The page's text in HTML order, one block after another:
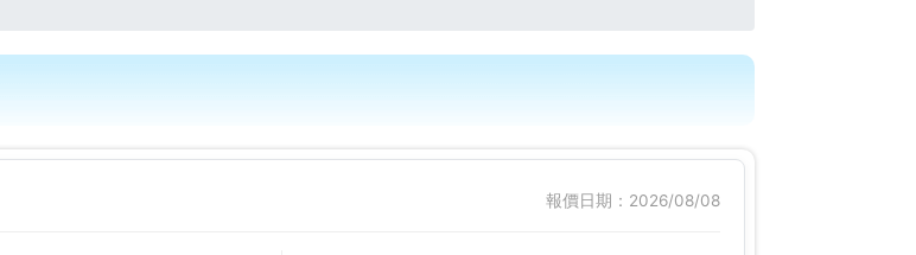
報價日期：2026/08/08